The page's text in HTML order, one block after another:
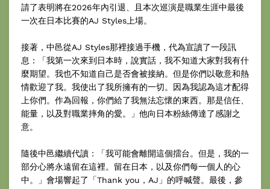
請了表明將在2026年內引退、且本次巡演是職業生涯中最後
一次在日本比賽的AJ Styles上場。
接著，中邑從AJ Styles那裡接過手機，代為宣讀了一段訊
息：「我第一次來到日本時，說實話，我不知道大家對我有什
麼期望。我也不知道自己是否會被接納。但是你們以敬意和熱
情歡迎了我。我使出了我所擁有的一切。因為我認為這才配得
上你們。作為回報，你們給了我無法忘懷的東西。那是信任、
能量，以及對職業摔角的愛。」他向日本粉絲傳達了感謝之
意。
隨後中邑繼續代讀：「我可能會離開這個擂台。但是，我的一
部分心將永遠留在這裡。留在日本，以及你們每一個人的心
中。」會場響起了「Thank you，AJ」的呼喊聲。最後，參